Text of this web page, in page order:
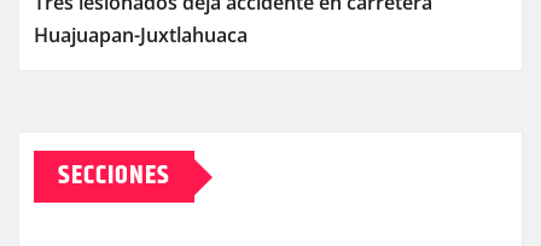
Huajuapan-Juxtlahuaca
SECCIONES